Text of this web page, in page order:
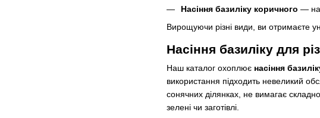
Насіння базиліку коричного —
Вирощуючи різні види, ви отримаєте
Насіння базиліку для
Наш каталог охоплює насіння
використання підходить невеликий
сонячних ділянках, не вимагає
зелені чи заготівлі.